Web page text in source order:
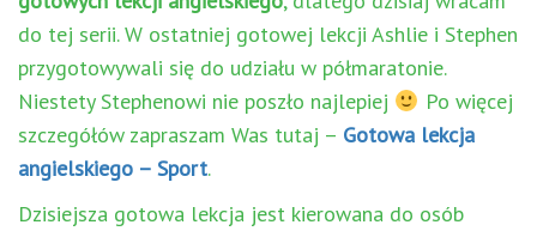
do tej serii. W ostatniej gotowej lekcji Ashlie i Stephen
przygotowywali się do udziału w półmaratonie.
Niestety Stephenowi nie poszło najlepiej
Po więcej
szczegółów zapraszam Was tutaj – Gotowa lekcja
angielskiego – Sport.
Dzisiejsza gotowa lekcja jest kierowana do osób